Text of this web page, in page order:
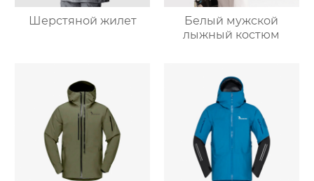
Шерстяной жилет
Белый мужской
лыжный костюм